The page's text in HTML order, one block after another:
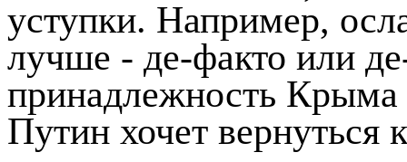
уступки. Например,
лучше - де-факто или
принадлежность
Путин хочет вернуться